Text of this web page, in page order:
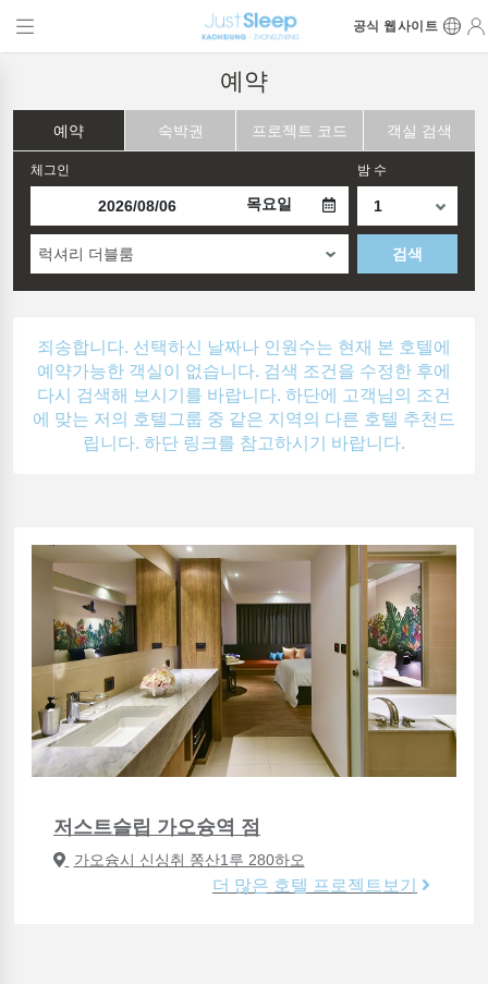
공식 웹사이트
예약
예약 숙박권 프로젝트 코드 객실 검색
체그인
목요일
밤 수
럭셔리 더블룸 검색
죄송합니다. 선택하신 날짜나 인원수는 현재 본 호텔에
예약가능한 객실이 없습니다. 검색 조건을 수정한 후에
다시 검색해 보시기를 바랍니다. 하단에 고객님의 조건
에 맞는 저의 호텔그룹 중 같은 지역의 다른 호텔 추천드
립니다. 하단 링크를 참고하시기 바랍니다.
저스트슬립 가오슝역 점
가오슝시 신싱취 쫑산1루 280하오
더 많은 호텔 프로젝트보기